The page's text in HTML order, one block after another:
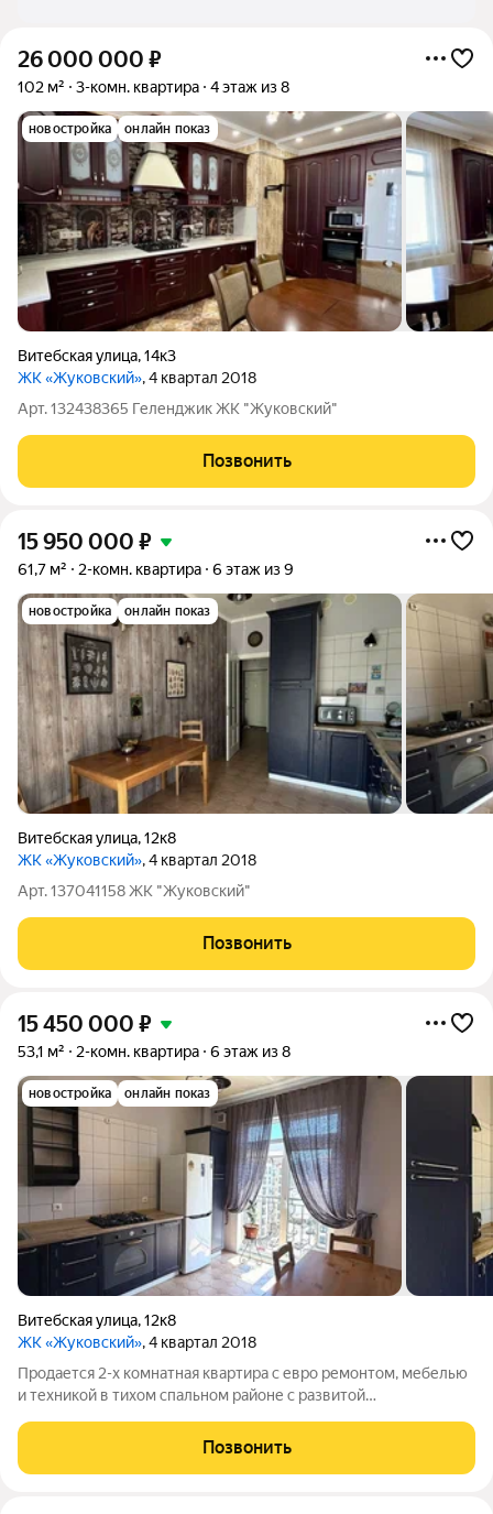
26 000 000 ₽
102 м² 3-комн. квартира 4 этаж из 8
новостройка онлайн показ
Витебская улица,14к3
ЖК «Жуковский», 4 квартал 2018
Арт. 132438365 Геленджик ЖК "Жуковский"
Позвонить
15 950 000 ₽
61,7 м² 2-комн. квартира 6 этаж из 9
новостройка онлайн показ
Витебская улица,12к8
ЖК «Жуковский», 4 квартал 2018
Арт. 137041158 ЖК "Жуковский"
Позвонить
15 450 000 ₽
53,1 м² 2-комн. квартира 6 этаж из 8
новостройка онлайн показ
Витебская улица,12к8
ЖК «Жуковский», 4 квартал 2018
Продается 2-х комнатная квартира с евро ремонтом, мебелью
и техникой в тихом спальном районе с развитой
Геленджик. Звоните! Общая площадь 53 м2 + 2 застекленные
лоджии! Удобная и продуманная
Позвонить